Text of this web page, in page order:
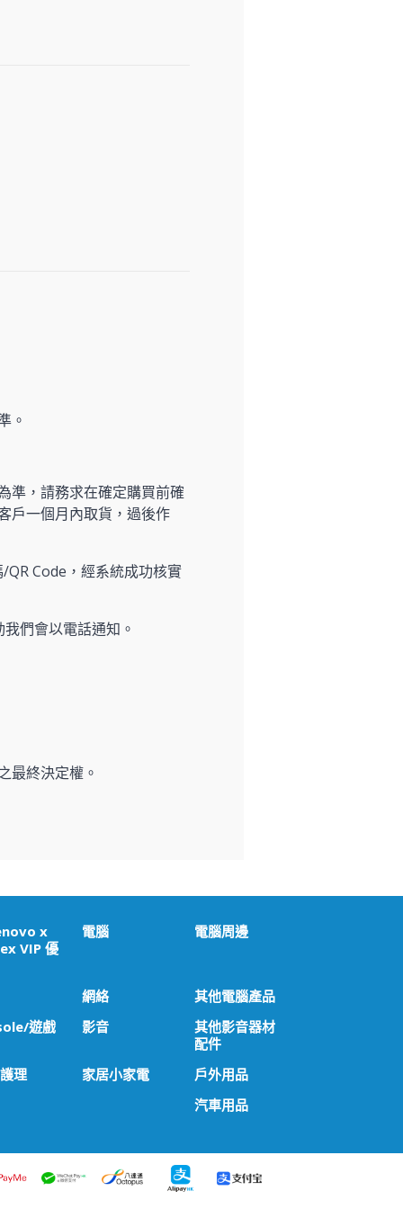
。
準，請務求在確定購買前確
戶一個月內取貨，過後作
Code，經系統成功核實
們會以電話通知。
最終決定權。
x
VIP 優
電腦 電腦周邊
網絡
其他電腦產品
遊戲
影音
其他影音器材
配件
理 家居小家電
戶外用品
汽車用品